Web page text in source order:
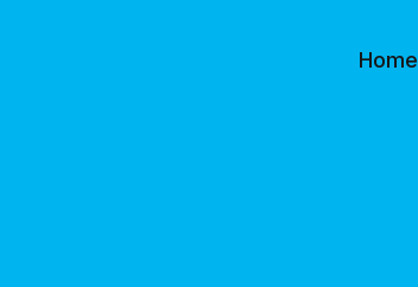
Home